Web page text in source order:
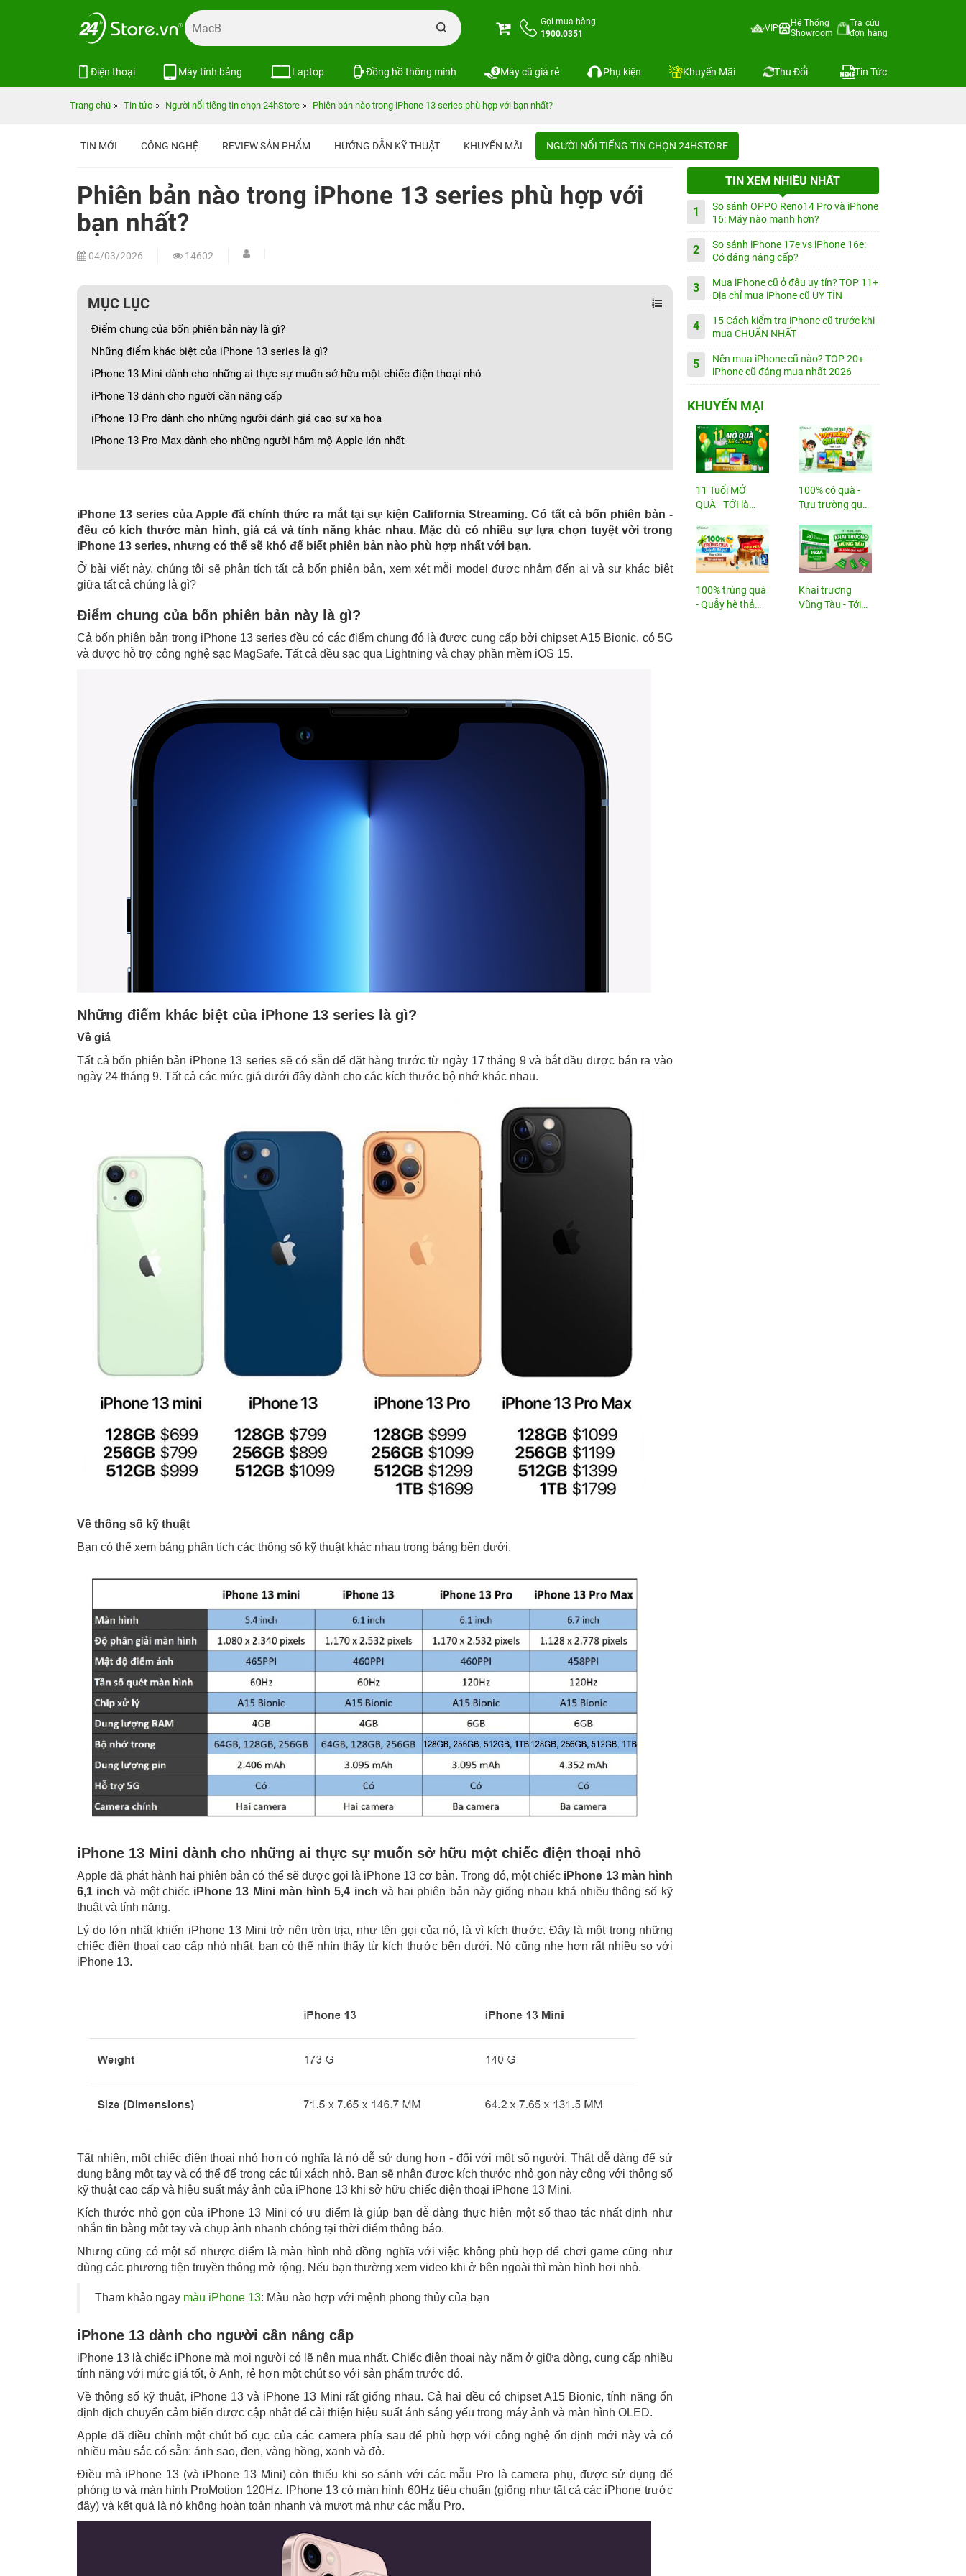
Gọi mua hàng
1900.0351
VIP
Hệ Thống
Showroom
Tra cứu
đơn hàng
Điện thoại Máy tính bảng Laptop Đồng hồ thông minh Máy cũ giá rẻ Phụ kiện Khuyến Mãi Thu Đổi Tin Tức
Trang chủ Tin tức Người nổi tiếng tin chọn 24hStore Phiên bản nào trong iPhone 13 series phù hợp với bạn nhất?
TIN MỚI CÔNG NGHỆ REVIEW SẢN PHẨM HƯỚNG DẪN KỸ THUẬT KHUYẾN MÃI NGƯỜI NỔI TIẾNG TIN CHỌN 24HSTORE
Phiên bản nào trong iPhone 13 series phù hợp với
bạn nhất?
04/03/2026 14602
MỤC LỤC
Điểm chung của bốn phiên bản này là gì?
Những điểm khác biệt của iPhone 13 series là gì?
iPhone 13 Mini dành cho những ai thực sự muốn sở hữu một chiếc điện thoại nhỏ
iPhone 13 dành cho người cần nâng cấp
iPhone 13 Pro dành cho những người đánh giá cao sự xa hoa
iPhone 13 Pro Max dành cho những người hâm mộ Apple lớn nhất
iPhone 13 series của Apple đã chính thức ra mắt tại sự kiện California Streaming. Có tất cả bốn phiên bản -
đều có kích thước màn hình, giá cả và tính năng khác nhau. Mặc dù có nhiều sự lựa chọn tuyệt vời trong
iPhone 13 series, nhưng có thể sẽ khó để biết phiên bản nào phù hợp nhất với bạn.
Ở bài viết này, chúng tôi sẽ phân tích tất cả bốn phiên bản, xem xét mỗi model được nhắm đến ai và sự khác biệt
giữa tất cả chúng là gì?
Điểm chung của bốn phiên bản này là gì?
Cả bốn phiên bản trong iPhone 13 series đều có các điểm chung đó là được cung cấp bởi chipset A15 Bionic, có 5G
và được hỗ trợ công nghệ sạc MagSafe. Tất cả đều sạc qua Lightning và chạy phần mềm iOS 15.
Những điểm khác biệt của iPhone 13 series là gì?
Về giá
Tất cả bốn phiên bản iPhone 13 series sẽ có sẵn để đặt hàng trước từ ngày 17 tháng 9 và bắt đầu được bán ra vào
ngày 24 tháng 9. Tất cả các mức giá dưới đây dành cho các kích thước bộ nhớ khác nhau.
Về thông số kỹ thuật
Bạn có thể xem bảng phân tích các thông số kỹ thuật khác nhau trong bảng bên dưới.
iPhone 13 Mini dành cho những ai thực sự muốn sở hữu một chiếc điện thoại nhỏ
Apple đã phát hành hai phiên bản có thể sẽ được gọi là iPhone 13 cơ bản. Trong đó, một chiếc iPhone 13 màn hình
6,1 inch và một chiếc iPhone 13 Mini màn hình 5,4 inch và hai phiên bản này giống nhau khá nhiều thông số kỹ
thuật và tính năng.
Lý do lớn nhất khiến iPhone 13 Mini trở nên tròn trịa, như tên gọi của nó, là vì kích thước. Đây là một trong những
chiếc điện thoại cao cấp nhỏ nhất, bạn có thể nhìn thấy từ kích thước bên dưới. Nó cũng nhẹ hơn rất nhiều so với
iPhone 13.
Tất nhiên, một chiếc điện thoại nhỏ hơn có nghĩa là nó dễ sử dụng hơn - đối với một số người. Thật dễ dàng để sử
dụng bằng một tay và có thể để trong các túi xách nhỏ. Bạn sẽ nhận được kích thước nhỏ gọn này cộng với thông số
kỹ thuật cao cấp và hiệu suất máy ảnh của iPhone 13 khi sở hữu chiếc điện thoại iPhone 13 Mini.
Kích thước nhỏ gọn của iPhone 13 Mini có ưu điểm là giúp bạn dễ dàng thực hiện một số thao tác nhất định như
nhắn tin bằng một tay và chụp ảnh nhanh chóng tại thời điểm thông báo.
Nhưng cũng có một số nhược điểm là màn hình nhỏ đồng nghĩa với việc không phù hợp để chơi game cũng như
dùng các phương tiện truyền thông mở rộng. Nếu bạn thường xem video khi ở bên ngoài thì màn hình hơi nhỏ.
Tham khảo ngay màu iPhone 13: Màu nào hợp với mệnh phong thủy của bạn
iPhone 13 dành cho người cần nâng cấp
iPhone 13 là chiếc iPhone mà mọi người có lẽ nên mua nhất. Chiếc điện thoại này nằm ở giữa dòng, cung cấp nhiều
tính năng với mức giá tốt, ở Anh, rẻ hơn một chút so với sản phẩm trước đó.
Về thông số kỹ thuật, iPhone 13 và iPhone 13 Mini rất giống nhau. Cả hai đều có chipset A15 Bionic, tính năng ổn
định dịch chuyển cảm biến được cập nhật để cải thiện hiệu suất ánh sáng yếu trong máy ảnh và màn hình OLED.
Apple đã điều chỉnh một chút bố cục của các camera phía sau để phù hợp với công nghệ ổn định mới này và có
nhiều màu sắc có sẵn: ánh sao, đen, vàng hồng, xanh và đỏ.
Điều mà iPhone 13 (và iPhone 13 Mini) còn thiếu khi so sánh với các mẫu Pro là camera phụ, được sử dụng để
phóng to và màn hình ProMotion 120Hz. IPhone 13 có màn hình 60Hz tiêu chuẩn (giống như tất cả các iPhone trước
đây) và kết quả là nó không hoàn toàn nhanh và mượt mà như các mẫu Pro.
TIN XEM NHIỀU NHẤT
1
So sánh OPPO Reno14 Pro và iPhone
16: Máy nào mạnh hơn?
2
So sánh iPhone 17e vs iPhone 16e:
Có đáng nâng cấp?
3
Mua iPhone cũ ở đâu uy tín? TOP 11+
Địa chỉ mua iPhone cũ UY TÍN
4
15 Cách kiểm tra iPhone cũ trước khi
mua CHUẨN NHẤT
5
Nên mua iPhone cũ nào? TOP 20+
iPhone cũ đáng mua nhất 2026
KHUYẾN MẠI
11 Tuổi MỞ
QUÀ - TỚI là
100% có quà -
Tựu trường quá
100% trúng quà
- Quẫy hè thả
Khai trương
Vũng Tàu - Tới